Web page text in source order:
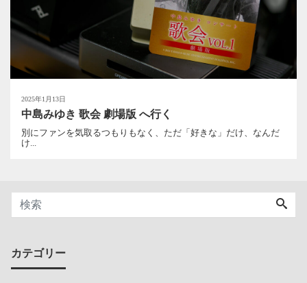
2025年1月13日
中島みゆき 歌会 劇場版 へ行く
別にファンを気取るつもりもなく、ただ「好きな」だけ、なんだ
け...
カテゴリー